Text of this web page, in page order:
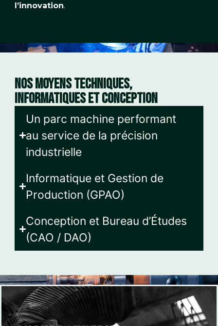
l’innovation.
NOS MOYENS TECHNIQUES,
INFORMATIQUES ET CONCEPTION
Un parc machine performant
au service de la précision
industrielle
Informatique et Gestion de
Production (GPAO)
Conception et Bureau d’Études
(CAO / DAO)